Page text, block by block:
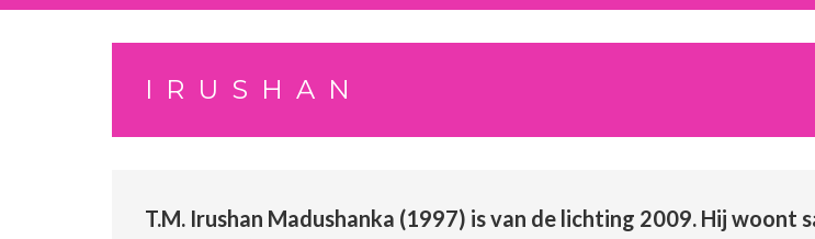
IRUSHAN
T.M. Irushan Madushanka (1997) is van de lichting 2009. Hij